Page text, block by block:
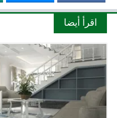
اقرأ أيضا